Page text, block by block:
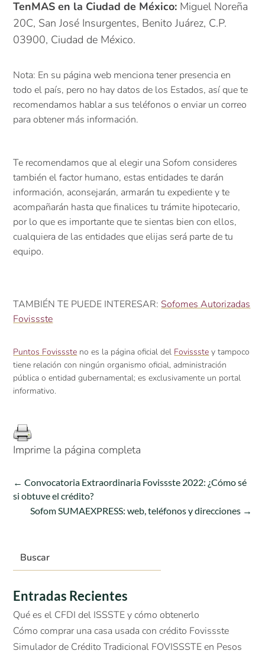
TenMAS en la Ciudad de México: Miguel Noreña
20C, San José Insurgentes, Benito Juárez, C.P.
03900, Ciudad de México.
Nota: En su página web menciona tener presencia en
todo el país, pero no hay datos de los Estados, así que te
recomendamos hablar a sus teléfonos o enviar un correo
para obtener más información.
Te recomendamos que al elegir una Sofom consideres
también el factor humano, estas entidades te darán
información, aconsejarán, armarán tu expediente y te
acompañarán hasta que finalices tu trámite hipotecario,
por lo que es importante que te sientas bien con ellos,
cualquiera de las entidades que elijas será parte de tu
equipo.
TAMBIÉN TE PUEDE INTERESAR:Sofomes Autorizadas
Fovissste
Puntos Fovissste no es la página oficial del Fovissste y tampoco
tiene relación con ningún organismo oficial, administración
pública o entidad gubernamental; es exclusivamente un portal
informativo.
Imprime la página completa
←Convocatoria Extraordinaria Fovissste 2022: ¿Cómo sé
si obtuve el crédito?
Sofom SUMAEXPRESS: web, teléfonos y direcciones→
Entradas Recientes
Qué es el CFDI del ISSSTE y cómo obtenerlo
Cómo comprar una casa usada con crédito Fovissste
Simulador de Crédito Tradicional FOVISSSTE en Pesos